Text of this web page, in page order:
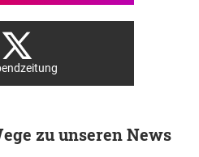
zu unseren News